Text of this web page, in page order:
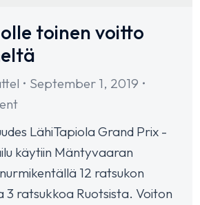
toinen voitto
September 1, 2019
LähiTapiola Grand Prix -
käytiin Mäntyvaaran
12 ratsukon
3 ratsukkoa Ruotsista. Voiton